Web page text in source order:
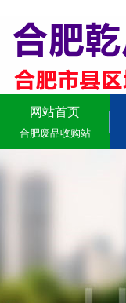
网站首页
合肥废品收购站